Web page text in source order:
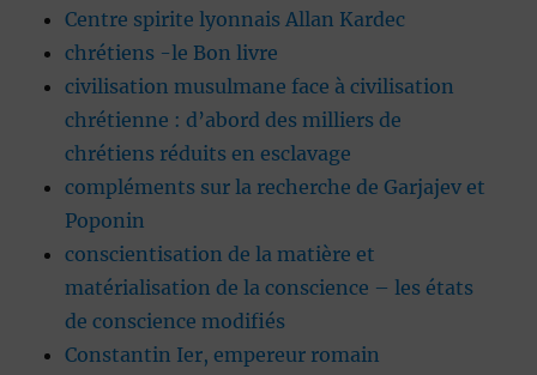
Centre spirite lyonnais Allan Kardec
chrétiens -le Bon livre
civilisation musulmane face à civilisation
chrétienne : d’abord des milliers de
chrétiens réduits en esclavage
compléments sur la recherche de Garjajev et
Poponin
conscientisation de la matière et
matérialisation de la conscience – les états
de conscience modifiés
Constantin Ier, empereur romain